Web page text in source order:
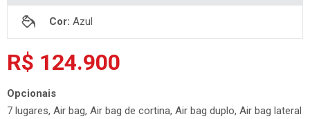
Cor: Azul
R$ 124.900
Opcionais
7 lugares, Air bag, Air bag de cortina, Air bag duplo, Air bag lateral